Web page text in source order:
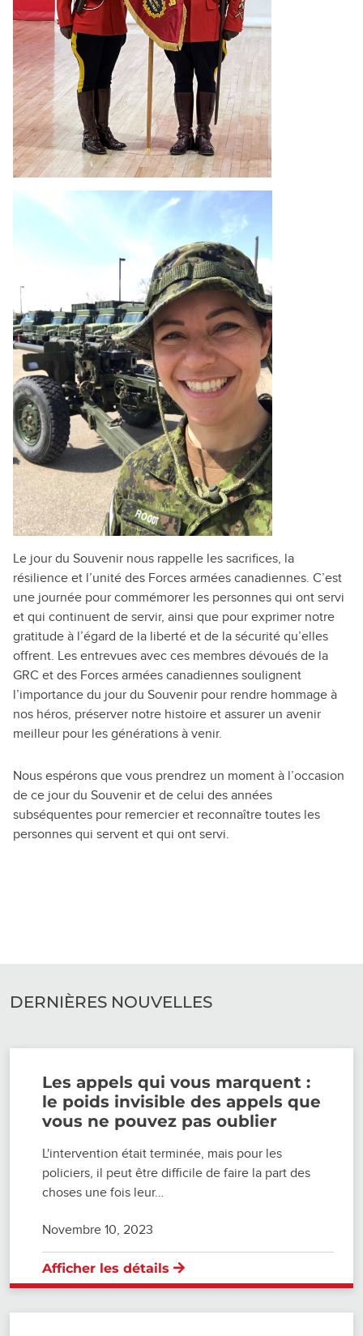
Le jour du Souvenir nous rappelle les sacrifices, la
résilience et l’unité des Forces armées canadiennes. C’est
une journée pour commémorer les personnes qui ont servi
et qui continuent de servir, ainsi que pour exprimer notre
gratitude à l’égard de la liberté et de la sécurité qu’elles
offrent. Les entrevues avec ces membres dévoués de la
GRC et des Forces armées canadiennes soulignent
l’importance du jour du Souvenir pour rendre hommage à
nos héros, préserver notre histoire et assurer un avenir
meilleur pour les générations à venir.
Nous espérons que vous prendrez un moment à l’occasion
de ce jour du Souvenir et de celui des années
subséquentes pour remercier et reconnaître toutes les
personnes qui servent et qui ont servi.
DERNIÈRES NOUVELLES
Les appels qui vous marquent :
le poids invisible des appels que
vous ne pouvez pas oublier
L'intervention était terminée, mais pour les
policiers, il peut être difficile de faire la part des
choses une fois leur…
Novembre 10, 2023
Afficher les détails